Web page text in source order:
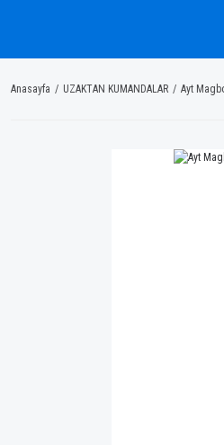
Anasayfa UZAKTAN KUMANDALAR Ayt